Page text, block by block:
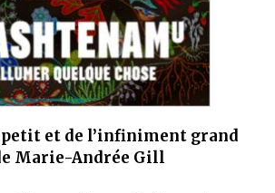
et de l’infiniment grand
Marie-Andrée Gill